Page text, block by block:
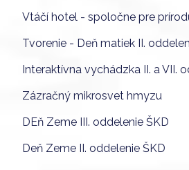
Vtáčí hotel - spoločne pre
Tvorenie - Deň matiek II.
Interaktívna vychádzka II. a VII.
Zázračný mikrosvet hmyzu
DEň Zeme III. oddelenie ŠKD
Deň Zeme II. oddelenie ŠKD